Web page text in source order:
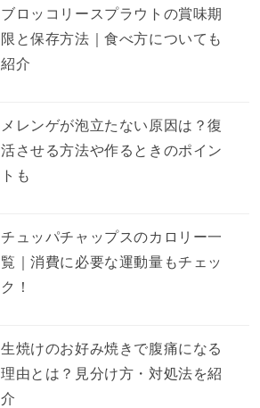
ブロッコリースプラウトの賞味期
限と保存方法｜食べ方についても
紹介
メレンゲが泡立たない原因は？復
活させる方法や作るときのポイン
トも
チュッパチャップスのカロリー一
覧｜消費に必要な運動量もチェッ
ク！
生焼けのお好み焼きで腹痛になる
理由とは？見分け方・対処法を紹
介